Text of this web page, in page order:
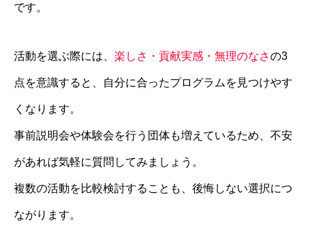
です。
活動を選ぶ際には、 楽しさ・貢献実感・無理のなさの3
点を意識すると、自分に合ったプログラムを見つけやす
くなります。
事前説明会や体験会を行う団体も増えているため、不安
があれば気軽に質問してみましょう。
複数の活動を比較検討することも、後悔しない選択につ
ながります。